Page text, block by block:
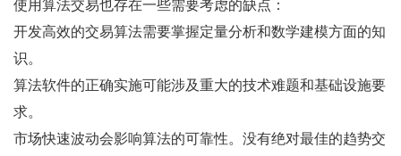
使用算法交易也存在一些需要考虑的缺点：
开发高效的交易算法需要掌握定量分析和数学建模方面的知
识。
算法软件的正确实施可能涉及重大的技术难题和基础设施要
求。
市场快速波动会影响算法的可靠性。没有绝对最佳的趋势交